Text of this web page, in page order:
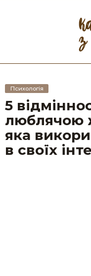
Психологія
5
люблячою
яка
в своїх